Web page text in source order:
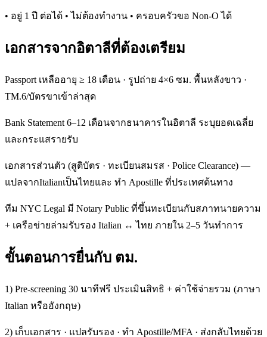
• อยู่ 1 ปี ต่อได้ • ไม่ต้องทำงาน • ครอบครัวขอ Non-O ได้
เอกสารจากอิตาลีที่ต้องเตรียม
Passport เหลืออายุ ≥ 18 เดือน · รูปถ่าย 4×6 ซม. พื้นหลังขาว ·
TM.6/บัตรขาเข้าล่าสุด
Bank Statement 6–12 เดือนจากธนาคารในอิตาลี ระบุยอดเฉลี่ย
และกระแสรายรับ
เอกสารส่วนตัว (สูติบัตร · ทะเบียนสมรส · Police Clearance) —
แปลจากItalianเป็นไทยและ ทำ Apostille ที่ประเทศต้นทาง
ทีม NYC Legal มี Notary Public ที่ขึ้นทะเบียนกับสภาทนายความ
+ เครือข่ายล่ามรับรอง Italian ↔ ไทย ภายใน 2–5 วันทำการ
ขั้นตอนการยื่นกับ ตม.
1) Pre-screening 30 นาทีฟรี ประเมินสิทธิ + ค่าใช้จ่ายรวม (ภาษา
Italian หรืออังกฤษ)
2) เก็บเอกสาร · แปลรับรอง · ทำ Apostille/MFA · ส่งกลับไทยด้วย